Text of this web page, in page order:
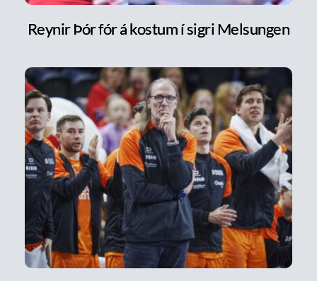
Reynir Þór fór á kostum í sigri Melsungen